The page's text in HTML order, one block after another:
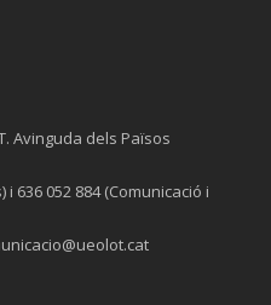
Avinguda dels Països
i 636 052 884 (Comunicació i